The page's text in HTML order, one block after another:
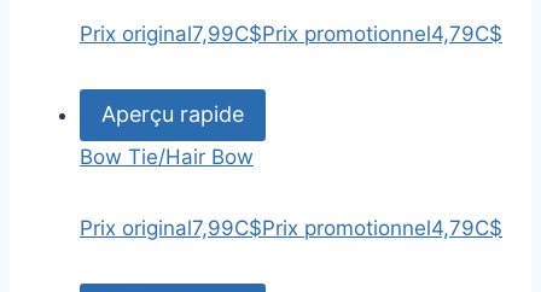
Prix original7,99C$Prix promotionnel4,79C$
Aperçu rapide
Bow Tie/Hair Bow
Prix original7,99C$Prix promotionnel4,79C$